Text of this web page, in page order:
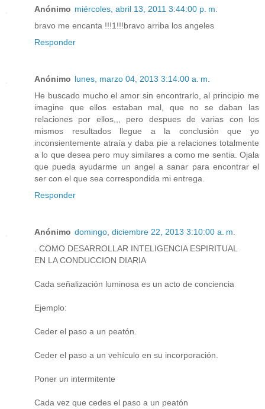
Anónimo miércoles, abril 13, 2011 3:44:00 p. m.
bravo me encanta !!!1!!!bravo arriba los angeles
Responder
Anónimo lunes, marzo 04, 2013 3:14:00 a. m.
He buscado mucho el amor sin encontrarlo, al principio me
imagine que ellos estaban mal, que no se daban las
relaciones por ellos,,, pero despues de varias con los
mismos resultados llegue a la conclusión que yo
inconsientemente atraía y daba pie a relaciones totalmente
a lo que desea pero muy similares a como me sentia. Ojala
que pueda ayudarme un angel a sanar para encontrar el
ser con el que sea correspondida mi entrega.
Responder
Anónimo domingo, diciembre 22, 2013 3:10:00 a. m.
. COMO DESARROLLAR INTELIGENCIA ESPIRITUAL
EN LA CONDUCCION DIARIA
Cada señalización luminosa es un acto de conciencia
Ejemplo:
Ceder el paso a un peatón.
Ceder el paso a un vehículo en su incorporación.
Poner un intermitente
Cada vez que cedes el paso a un peatón